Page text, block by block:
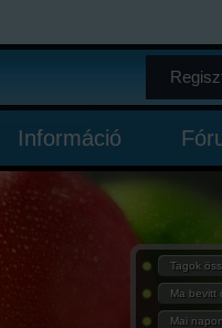
Információ
Tagok
Ma bevitt
Mai